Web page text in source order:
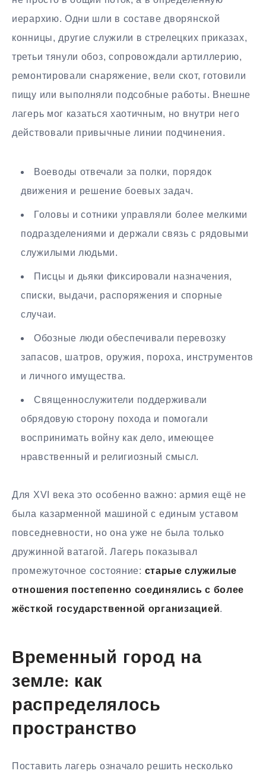
иерархию. Одни шли в составе дворянской
конницы, другие служили в стрелецких приказах,
третьи тянули обоз, сопровождали артиллерию,
ремонтировали снаряжение, вели скот, готовили
пищу или выполняли подсобные работы. Внешне
лагерь мог казаться хаотичным, но внутри него
действовали привычные линии подчинения.
Воеводы отвечали за полки, порядок
движения и решение боевых задач.
Головы и сотники управляли более мелкими
подразделениями и держали связь с рядовыми
служилыми людьми.
Писцы и дьяки фиксировали назначения,
списки, выдачи, распоряжения и спорные
случаи.
Обозные люди обеспечивали перевозку
запасов, шатров, оружия, пороха, инструментов
и личного имущества.
Священнослужители поддерживали
обрядовую сторону похода и помогали
воспринимать войну как дело, имеющее
нравственный и религиозный смысл.
Для XVI века это особенно важно: армия ещё не
была казарменной машиной с единым уставом
повседневности, но она уже не была только
дружинной ватагой. Лагерь показывал
промежуточное состояние: старые служилые
отношения постепенно соединялись с более
жёсткой государственной организацией.
Временный город на
земле: как
распределялось
пространство
Поставить лагерь означало решить несколько